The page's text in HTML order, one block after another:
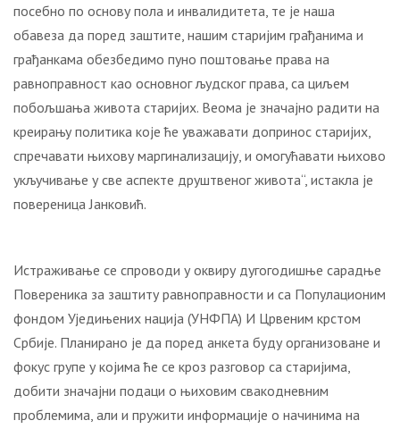
посебно по основу пола и инвалидитета, те је наша
обавеза да поред заштите, нашим старијим грађанима и
грађанкама обезбедимо пуно поштовање права на
равноправност као основног људског права, са циљем
побољшања живота старијих. Веома је значајно радити на
креирању политика које ће уважавати допринос старијих,
спречавати њихову маргинализацију, и омогућавати њихово
укључивање у све аспекте друштвеног живота“, истакла је
повереница Јанковић.
Истраживање се спроводи у оквиру дугогодишње сарадње
Повереника за заштиту равноправности и са Популационим
фондом Уједињених нација (УНФПА) И Црвеним крстом
Србије. Планирано је да поред анкета буду организоване и
фокус групе у којима ће се кроз разговор са старијима,
добити значајни подаци о њиховим свакодневним
проблемима, али и пружити информације о начинима на